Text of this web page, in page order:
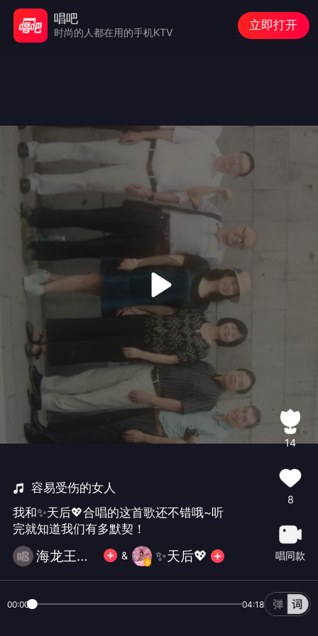
容易受伤的女人
我和✨天后💖合唱的这首歌还不错哦~听
完就知道我们有多默契！
海龙王小子 & ✨天后💖
14
8
唱同款
00:00 04:18
唱吧
时尚的人都在用的手机KTV
立即打开